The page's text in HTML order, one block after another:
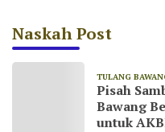
Naskah Post
TULANG
Pisah
Bawang
untuk